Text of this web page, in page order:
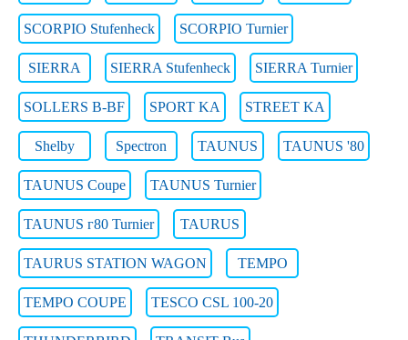
SCORPIO Stufenheck SCORPIO Turnier
SIERRA SIERRA Stufenheck SIERRA Turnier
SOLLERS B-BF SPORT KA STREET KA
Shelby Spectron TAUNUS TAUNUS '80
TAUNUS Coupe TAUNUS Turnier
TAUNUS г80 Turnier TAURUS
TAURUS STATION WAGON TEMPO
TEMPO COUPE TESCO CSL 100-20